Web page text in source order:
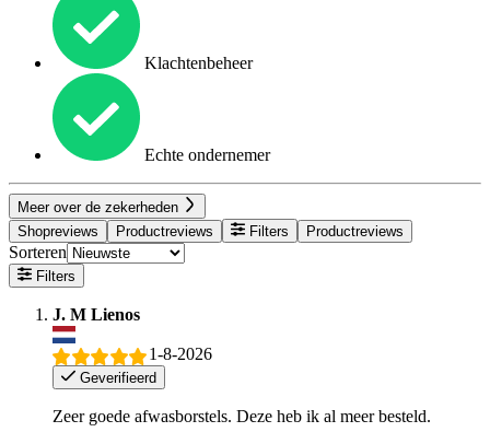
Klachtenbeheer
Echte ondernemer
Meer over de zekerheden
Shopreviews
Productreviews Filters Productreviews
Sorteren
Filters
J. M Lienos
1-8-2026
Geverifieerd
Zeer goede afwasborstels. Deze heb ik al meer besteld.